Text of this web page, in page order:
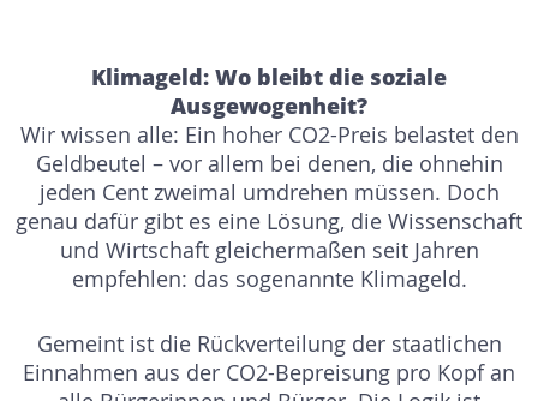
Klimageld: Wo bleibt die soziale
Ausgewogenheit?
Wir wissen alle: Ein hoher CO2-Preis belastet den
Geldbeutel – vor allem bei denen, die ohnehin
jeden Cent zweimal umdrehen müssen. Doch
genau dafür gibt es eine Lösung, die Wissenschaft
und Wirtschaft gleichermaßen seit Jahren
empfehlen: das sogenannte Klimageld.
Gemeint ist die Rückverteilung der staatlichen
Einnahmen aus der CO2-Bepreisung pro Kopf an